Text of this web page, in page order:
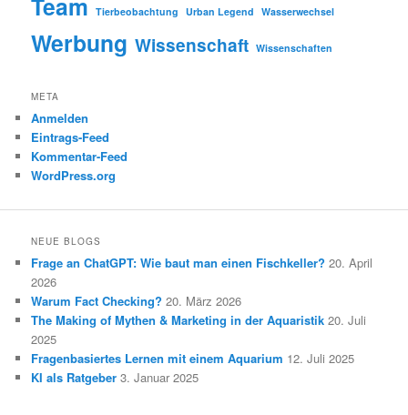
Tierbeobachtung Urban Legend Wasserwechsel
Werbung Wissenschaft Wissenschaften
META
Anmelden
Eintrags-Feed
Kommentar-Feed
WordPress.org
NEUE BLOGS
Frage an ChatGPT: Wie baut man einen Fischkeller? 20. April
2026
Warum Fact Checking? 20. März 2026
The Making of Mythen & Marketing in der Aquaristik 20. Juli
2025
Fragenbasiertes Lernen mit einem Aquarium 12. Juli 2025
KI als Ratgeber 3. Januar 2025